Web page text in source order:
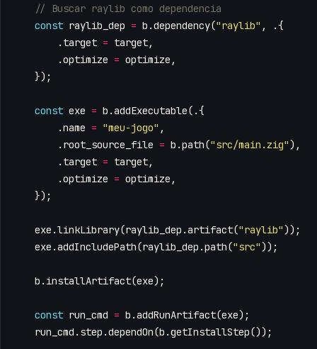
const raylib_dep = b .dependency("raylib" ,
.{
. target = target,
.optimize = optimize ,
});
const exe = b .addExecutable(.{
.name = "meu-jogo" ,
. root_source_file = b .path("src/main.zig" ),
. target = target,
.optimize = optimize ,
});
exe .linkLibrary(raylib_dep .artifact("raylib" ));
exe .addIncludePath(raylib_dep .path("src" ));
b . installArtifact(exe);
const run_cmd = b .addRunArtifact(exe);
run_cmd . step .dependOn(b .getInstallStep());